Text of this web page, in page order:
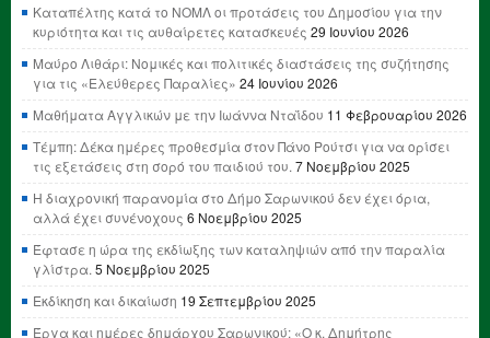
Καταπέλτης κατά το ΝΟΜΛ οι προτάσεις του Δημοσίου για την
κυριότητα και τις αυθαίρετες κατασκευές 29 Ιουνίου 2026
Μαύρο Λιθάρι: Νομικές και πολιτικές διαστάσεις της συζήτησης
για τις «Ελεύθερες Παραλίες» 24 Ιουνίου 2026
Μαθήματα Αγγλικών με την Ιωάννα Νταΐδου 11 Φεβρουαρίου 2026
Τέμπη: Δέκα ημέρες προθεσμία στον Πάνο Ρούτσι για να ορίσει
τις εξετάσεις στη σορό του παιδιού του. 7 Νοεμβρίου 2025
Η διαχρονική παρανομία στο Δήμο Σαρωνικού δεν έχει όρια,
αλλά έχει συνένοχους 6 Νοεμβρίου 2025
Έφτασε η ώρα της εκδίωξης των καταληψιών από την παραλία
γλίστρα. 5 Νοεμβρίου 2025
Εκδίκηση και δικαίωση 19 Σεπτεμβρίου 2025
Έργα και ημέρες δημάρχου Σαρωνικού: «Ο κ. Δημήτρης